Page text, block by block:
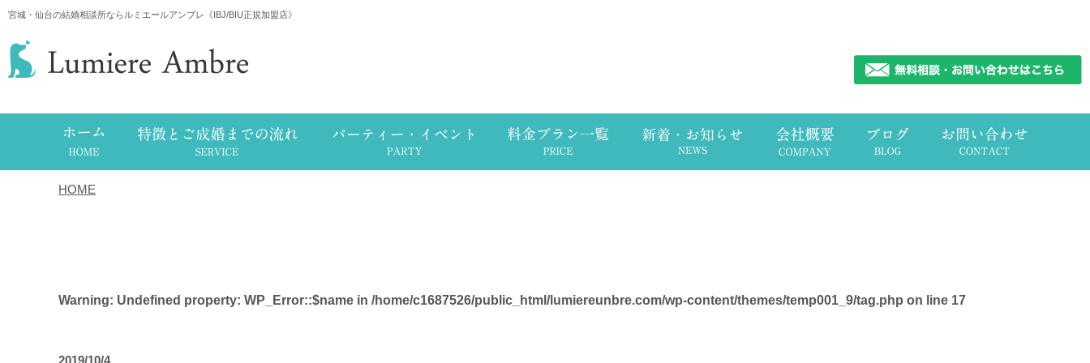
宮城・仙台の結婚相談所ならルミエールアンブレ《IBJ/BIU正規加盟店》
HOME
Warning: Undefined property: WP_Error::$name in /home/c1687526/public_html/lumiereunbre.com/wp-content/themes/temp001_9/tag.php on line 17
2019/10/4